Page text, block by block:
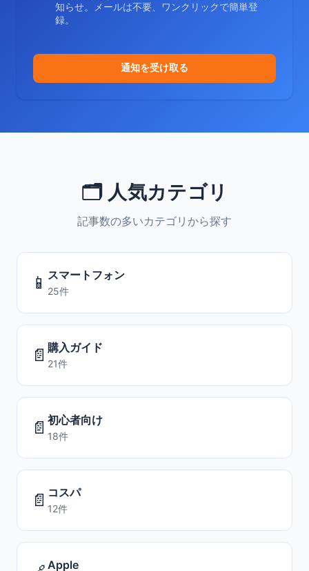
知らせ。メールは不要、ワンクリックで簡単登
録。
通知を受け取る
🗂️ 人気カテゴリ
記事数の多いカテゴリから探す
📱 スマートフォン
25件
📄 購入ガイド
21件
📄 初心者向け
18件
📄 コスパ
12件
Apple